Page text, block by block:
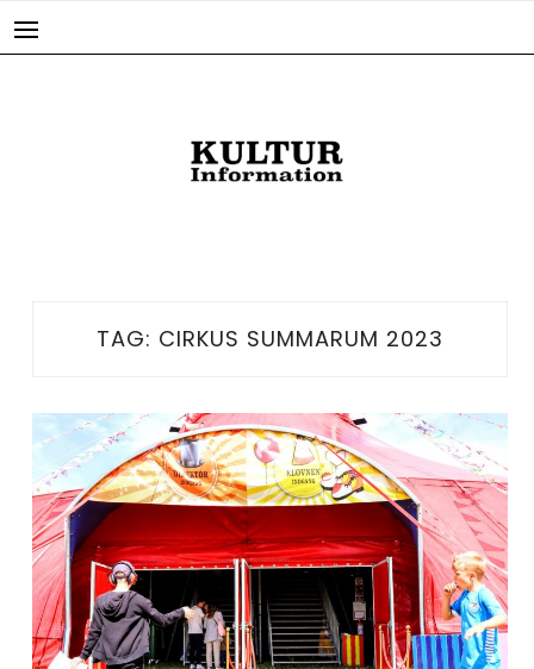
TAG: CIRKUS SUMMARUM 2023